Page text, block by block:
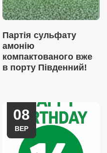
Партія сульфату
амонію
компактованого вже
в порту Південний!
08
ВЕР